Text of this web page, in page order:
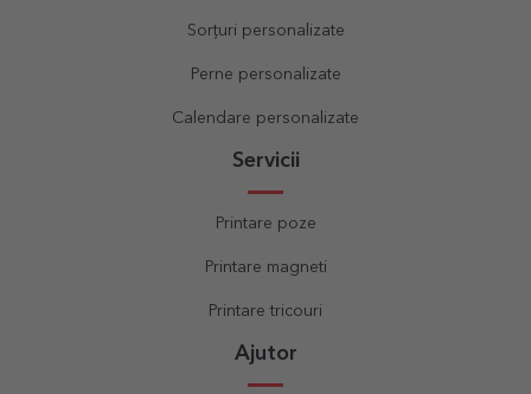
Sorțuri personalizate
Perne personalizate
Calendare personalizate
Servicii
Printare poze
Printare magneti
Printare tricouri
Ajutor